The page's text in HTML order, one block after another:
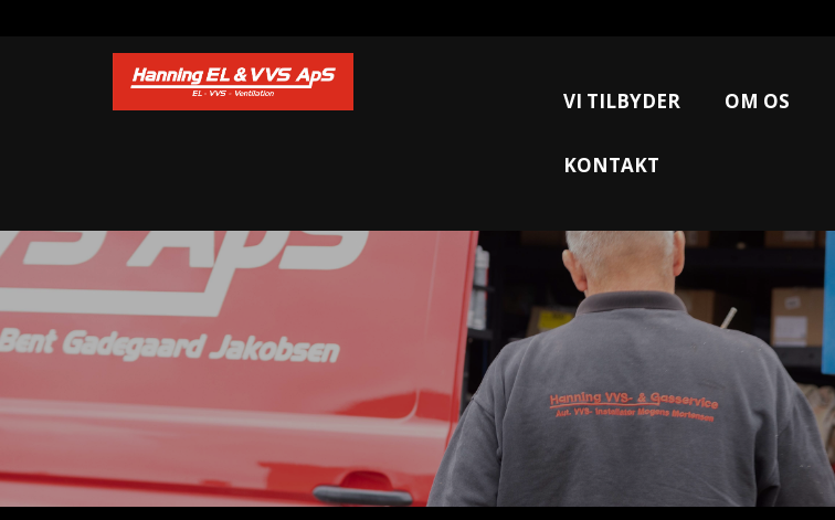
VI TILBYDER OM OS
KONTAKT